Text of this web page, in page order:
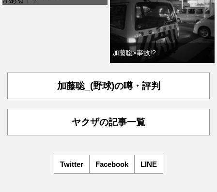
加藤聡×事故!?
加藤聡_(野球)の噂・評判
ヤクザの記事一覧
Twitter Facebook LINE